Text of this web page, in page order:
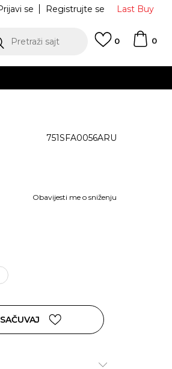
Last Buy
se Registrujte se
Pretraži sajt 0
0
751SFA0056ARU
Obavijesti me o sniženju
SAČUVAJ